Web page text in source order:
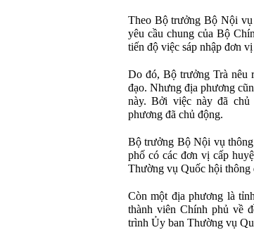
Theo Bộ trưởng Bộ Nội vụ
yêu cầu chung của Bộ
tiến độ việc sáp nhập đơn
Do đó, Bộ trưởng Trà nêu
đạo. Nhưng địa phương
này. Bởi việc này đã
phương đã chủ động.
Bộ trưởng Bộ Nội vụ
phố có các đơn vị cấp
Thường vụ Quốc hội thông
Còn một địa phương là
thành viên Chính phủ về
trình Ủy ban Thường vụ